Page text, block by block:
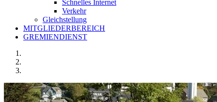
Schnelles Internet
Verkehr
Gleichstellung
MITGLIEDERBEREICH
GREMIENDIENST